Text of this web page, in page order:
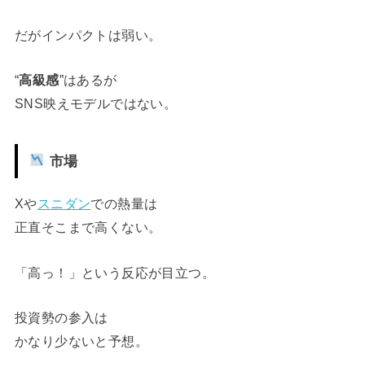
だがインパクトは弱い。
“高級感”はあるが
SNS映えモデルではない。
市場
Xやスニダンでの熱量は
正直そこまで高くない。
「高っ！」という反応が目立つ。
投資勢の参入は
かなり少ないと予想。